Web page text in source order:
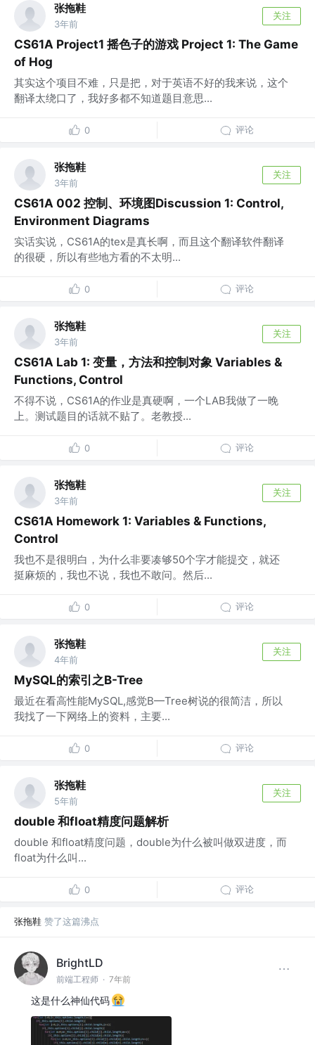
张拖鞋
3年前
关注
CS61A Project1 摇色子的游戏 Project 1: The Game
of Hog
其实这个项目不难，只是把，对于英语不好的我来说，这个
翻译太绕口了，我好多都不知道题目意思...
0 评论
张拖鞋
3年前
关注
CS61A 002 控制、环境图Discussion 1: Control,
Environment Diagrams
实话实说，CS61A的tex是真长啊，而且这个翻译软件翻译
的很硬，所以有些地方看的不太明...
0 评论
张拖鞋
3年前
关注
CS61A Lab 1: 变量，方法和控制对象 Variables &
Functions, Control
不得不说，CS61A的作业是真硬啊，一个LAB我做了一晚
上。测试题目的话就不贴了。老教授...
0 评论
张拖鞋
3年前
关注
CS61A Homework 1: Variables & Functions,
Control
我也不是很明白，为什么非要凑够50个字才能提交，就还
挺麻烦的，我也不说，我也不敢问。然后...
0 评论
张拖鞋
4年前
关注
MySQL的索引之B-Tree
最近在看高性能MySQL,感觉B—Tree树说的很简洁，所以
我找了一下网络上的资料，主要...
0 评论
张拖鞋
5年前
关注
double 和float精度问题解析
double 和float精度问题，double为什么被叫做双进度，而
float为什么叫...
0 评论
张拖鞋 赞了这篇沸点
BrightLD
前端工程师 · 7年前
这是什么神仙代码